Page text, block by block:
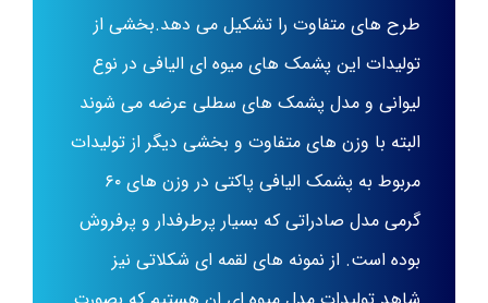
طرح های متفاوت را تشکیل می دهد.بخشی از
تولیدات این پشمک های میوه ای الیافی در نوع
لیوانی و مدل پشمک های سطلی عرضه می شوند
البته با وزن های متفاوت و بخشی دیگر از تولیدات
مربوط به پشمک الیافی پاکتی در وزن های ۶۰
گرمی مدل صادراتی که بسیار پرطرفدار و پرفروش
بوده است. از نمونه های لقمه ای شکلاتی نیز